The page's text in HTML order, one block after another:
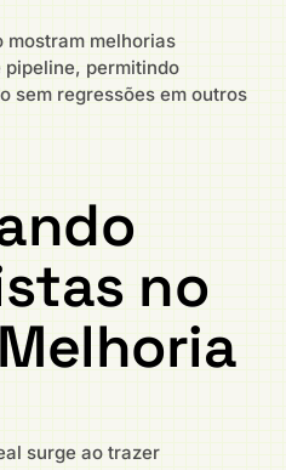
mostram melhorias
permitindo
sem regressões em outros
no
surge ao trazer